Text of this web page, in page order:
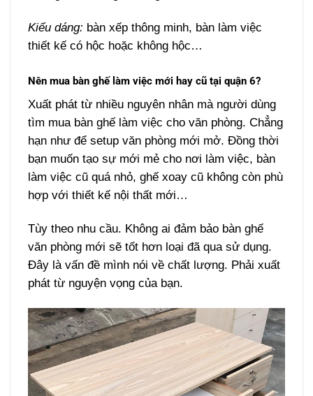
Kiểu dáng: bàn xếp thông minh, bàn làm việc
thiết kế có hộc hoặc không hộc…
Nên mua bàn ghế làm việc mới hay cũ tại quận 6?
Xuất phát từ nhiều nguyên nhân mà người dùng
tìm mua bàn ghế làm việc cho văn phòng. Chẳng
hạn như để setup văn phòng mới mở. Đồng thời
bạn muốn tạo sự mới mẻ cho nơi làm việc, bàn
làm việc cũ quá nhỏ, ghế xoay cũ không còn phù
hợp với thiết kế nội thất mới…
Tùy theo nhu cầu. Không ai đảm bảo bàn ghế
văn phòng mới sẽ tốt hơn loại đã qua sử dụng.
Đây là vấn đề mình nói về chất lượng. Phải xuất
phát từ nguyện vọng của bạn.